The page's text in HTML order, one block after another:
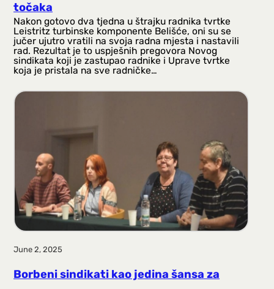
točaka
Nakon gotovo dva tjedna u štrajku radnika tvrtke
Leistritz turbinske komponente Belišće, oni su se
jučer ujutro vratili na svoja radna mjesta i nastavili
rad. Rezultat je to uspješnih pregovora Novog
sindikata koji je zastupao radnike i Uprave tvrtke
koja je pristala na sve radničke…
June 2, 2025
Borbeni sindikati kao jedina šansa za